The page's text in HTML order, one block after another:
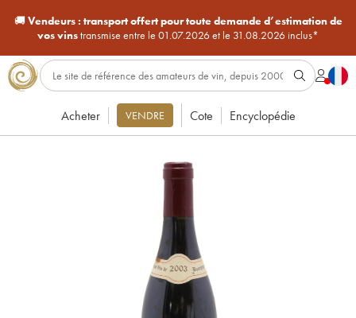
🚚Vendeurs : transport offert pour toute demande d’estimation de
vos vinstransmise entre le 01.07.2026 et le 31.08.2026 inclus*
Acheter VENDRE Cote Encyclopédie